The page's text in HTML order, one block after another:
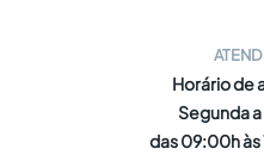
Horário de
Segunda
das 09:00h às